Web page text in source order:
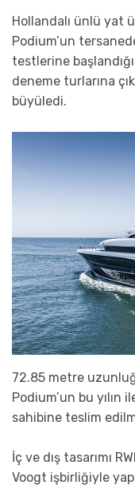
Hollandalı ünlü yat
Podium’un
testlerine başlandığı
deneme turlarına
büyüledi.
72.85 metre
Podium’un bu yılın
sahibine teslim
İç ve dış tasarımı
Voogt işbirliğiyle